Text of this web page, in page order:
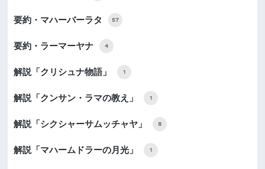
要約・マハーバーラタ 57
要約・ラーマーヤナ 4
解説「クリシュナ物語」 1
解説「クンサン・ラマの教え」 1
解説「シクシャーサムッチャヤ」 8
解説「マハームドラーの月光」 1